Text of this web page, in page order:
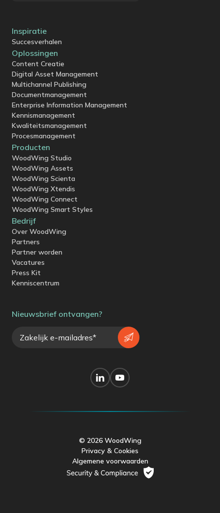
Inspiratie
Succesverhalen
Oplossingen
Content Creatie
Digital Asset Management
Multichannel Publishing
Documentmanagement
Enterprise Information Management
Kennismanagement
Kwaliteitsmanagement
Procesmanagement
Producten
WoodWing Studio
WoodWing Assets
WoodWing Scienta
WoodWing Xtendis
WoodWing Connect
WoodWing Smart Styles
Bedrijf
Over WoodWing
Partners
Partner worden
Vacatures
Press Kit
Kenniscentrum
Nieuwsbrief ontvangen?
© 2026 WoodWing
Privacy & Cookies
Algemene voorwaarden